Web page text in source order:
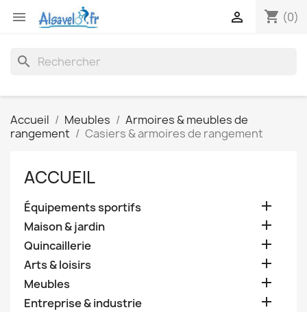
 shopping_cart (0)

search
Accueil Meubles
Armoires & meubles de
rangement
Casiers & armoires de rangement
ACCUEIL
Équipements sportifs 
Maison & jardin 
Quincaillerie 
Arts & loisirs 
Meubles 
Entreprise & industrie 